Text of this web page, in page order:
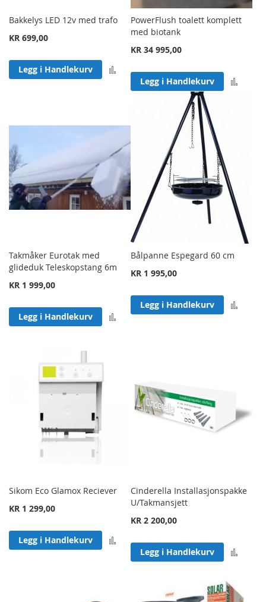
Bakkelys LED 12v med trafo
KR 699,00
Legg i Handlekurv
PowerFlush toalett komplett
med biotank
KR 34 995,00
Legg i Handlekurv
Takmåker Eurotak med
glideduk Teleskopstang 6m
KR 1 999,00
Legg i Handlekurv Legg til sammenligning
Bålpanne Espegard 60 cm
KR 1 995,00
Legg i Handlekurv
Sikom Eco Glamox Reciever
KR 1 299,00
Legg i Handlekurv
Cinderella Installasjonspakke
U/Takmansjett
KR 2 200,00
Legg i Handlekurv